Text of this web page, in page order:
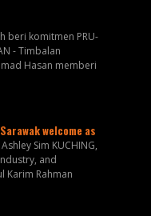
beri komitmen PRU-
- Timbalan
Hasan memberi
welcome as
Sim KUCHING,
and
Karim Rahman